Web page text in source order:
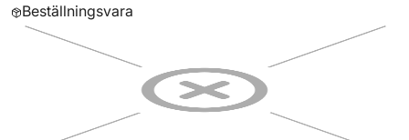
Beställningsvara